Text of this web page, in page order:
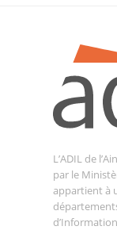
L’ADIL de
par le
appartient à